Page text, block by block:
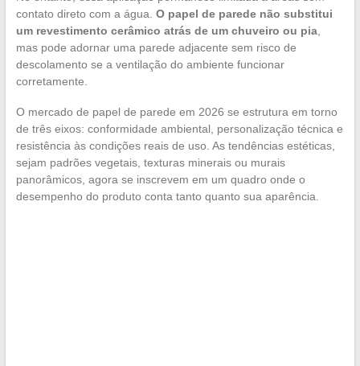
contato direto com a água. O papel de parede não substitui
um revestimento cerâmico atrás de um chuveiro ou pia,
mas pode adornar uma parede adjacente sem risco de
descolamento se a ventilação do ambiente funcionar
corretamente.
O mercado de papel de parede em 2026 se estrutura em torno
de três eixos: conformidade ambiental, personalização técnica e
resistência às condições reais de uso. As tendências estéticas,
sejam padrões vegetais, texturas minerais ou murais
panorâmicos, agora se inscrevem em um quadro onde o
desempenho do produto conta tanto quanto sua aparência.